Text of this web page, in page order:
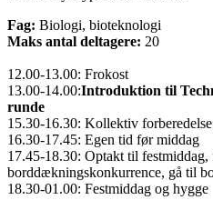
Fag: Biologi, bioteknologi
Maks antal deltagere: 20
12.00-13.00: Frokost
13.00-14.00:Introduktion til
runde
15.30-16.30: Kollektiv
16.30-17.45: Egen tid før middag
17.45-18.30: Optakt til festmiddag,
borddækningskonkurrence, gå til
18.30-01.00: Festmiddag og hygge